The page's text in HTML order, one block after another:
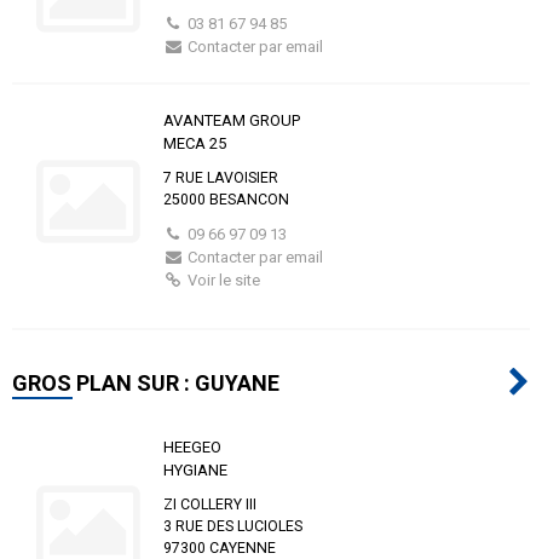
03 81 67 94 85
Contacter par email
AVANTEAM GROUP
MECA 25
7 RUE LAVOISIER
25000 BESANCON
09 66 97 09 13
Contacter par email
Voir le site
GROS PLAN SUR : GUYANE
HEEGEO
HYGIANE
ZI COLLERY III
3 RUE DES LUCIOLES
97300 CAYENNE